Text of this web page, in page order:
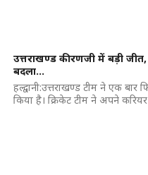
उत्तराखण्ड की रणजी में बड़ी
बदला…
हल्द्वानी:उत्तराखण्ड टीम ने एक
किया है। क्रिकेट टीम ने अपने